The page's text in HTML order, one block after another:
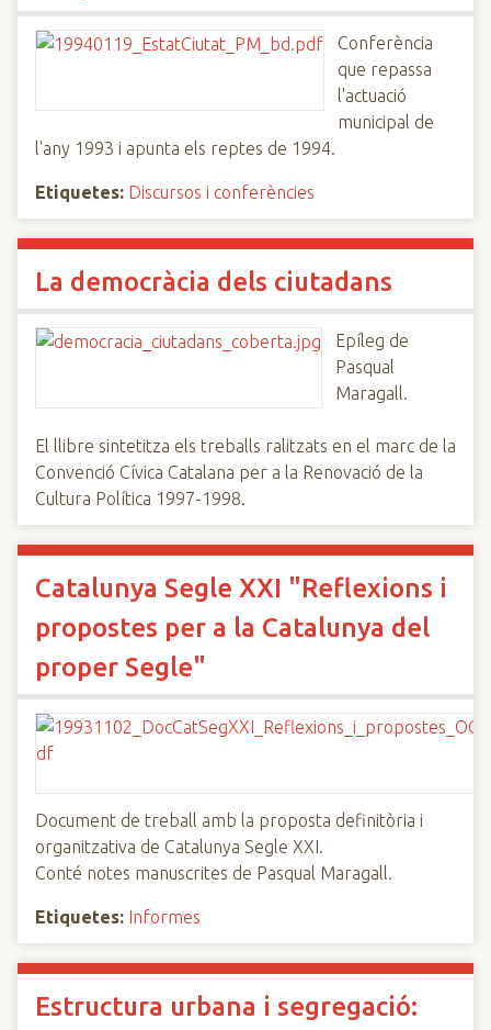
Conferència
que repassa
l'actuació
municipal de
l'any 1993 i apunta els reptes de 1994.
Etiquetes: Discursos i conferències
La democràcia dels ciutadans
Epíleg de
Pasqual
Maragall.
El llibre sintetitza els treballs ralitzats en el marc de la
Convenció Cívica Catalana per a la Renovació de la
Cultura Política 1997-1998.
Catalunya Segle XXI "Reflexions i
propostes per a la Catalunya del
proper Segle"
Document de treball amb la proposta definitòria i
organitzativa de Catalunya Segle XXI.
Conté notes manuscrites de Pasqual Maragall.
Etiquetes: Informes
Estructura urbana i segregació: